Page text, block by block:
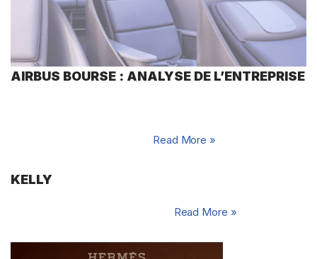
AIRBUS BOURSE : ANALYSE DE L’ENTREPRISE
Read More »
KELLY
Read More »